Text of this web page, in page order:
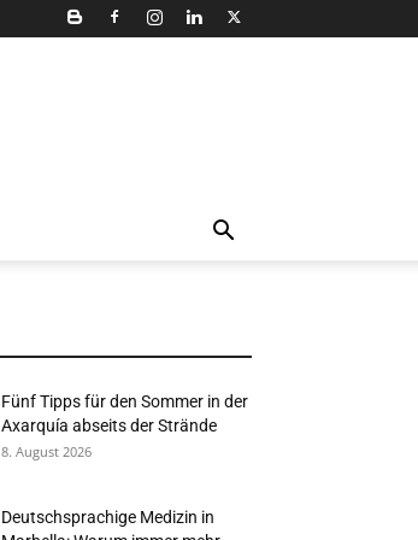
Fünf Tipps für den Sommer in der
Axarquía abseits der Strände
8. August 2026
Deutschsprachige Medizin in